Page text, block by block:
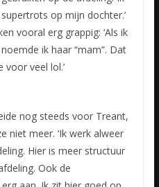
op mijn dochter.’
vooral erg grappig: ‘Als ik
ik haar “mam”. Dat
veel lol.’
nog steeds voor Treant,
niet meer. ‘Ik werk alweer
Hier is meer structuur
Ook de